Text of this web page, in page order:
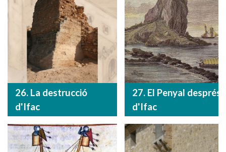
26. La destrucció
d'Ifac
27. El Penyal després
d'Ifac